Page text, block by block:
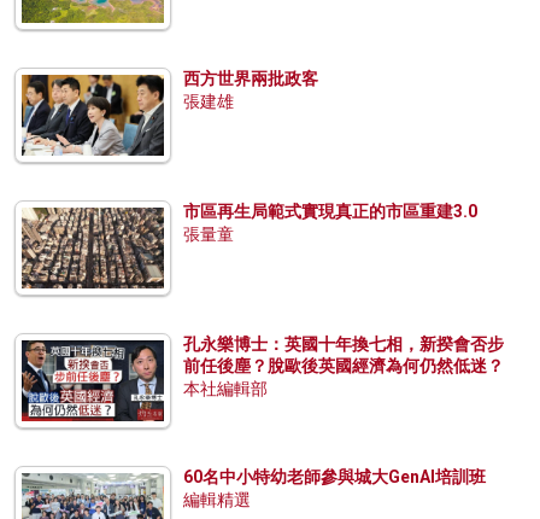
西方世界兩批政客
張建雄
市區再生局範式實現真正的市區重建3.0
張量童
孔永樂博士：英國十年換七相，新揆會否步
前任後塵？脫歐後英國經濟為何仍然低迷？
本社編輯部
60名中小特幼老師參與城大GenAI培訓班
編輯精選